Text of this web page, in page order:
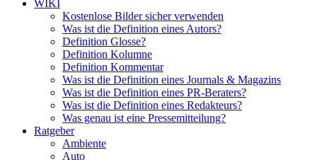
WIKI
Kostenlose Bilder sicher verwenden
Was ist die Definition eines Autors?
Definition Glosse?
Definition Kolumne
Definition Kommentar
Was ist die Definition eines Journals & Magazins
Was ist die Definition eines PR-Beraters?
Was ist die Definition eines Redakteurs?
Was genau ist eine Pressemitteilung?
Ratgeber
Ambiente
Auto